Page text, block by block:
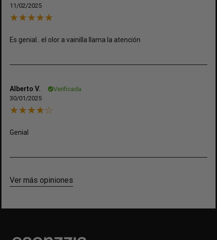
11/02/2025
Es genial.. el olor a vainilla llama la atención
Alberto V.
Verificada
30/01/2025
Genial
Ver más opiniones